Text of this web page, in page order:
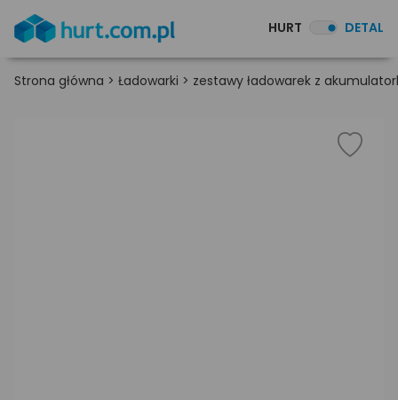
HURT DETAL
Strona główna > Ładowarki > zestawy ładowarek z